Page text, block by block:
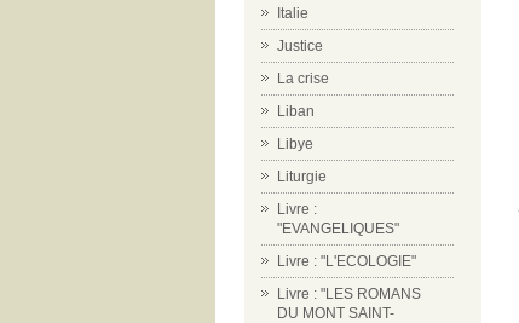
Italie
Justice
La crise
Liban
Libye
Liturgie
Livre :
"EVANGELIQUES"
Livre : "L'ECOLOGIE"
Livre : "LES ROMANS
DU MONT SAINT-